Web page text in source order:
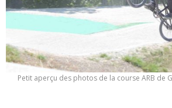
Petit aperçu des photos de la course ARB de